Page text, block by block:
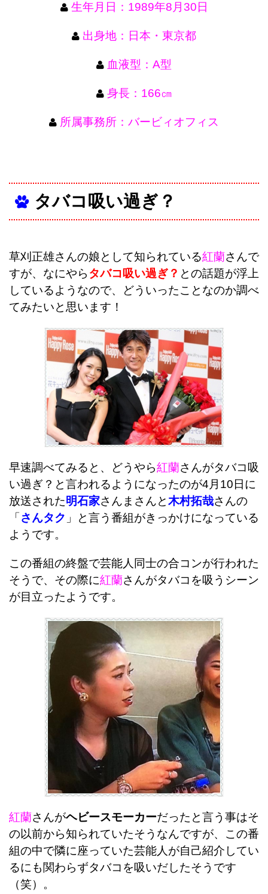
生年月日：1989年8月30日
出身地：日本・東京都
血液型：A型
身長：166㎝
所属事務所：バービィオフィス
タバコ吸い過ぎ？
草刈正雄さんの娘として知られている紅蘭さんで
すが、なにやら タバコ吸い過ぎ？ との話題が浮上
しているようなので、どういったことなのか調べ
てみたいと思います！
早速調べてみると、どうやら紅蘭さんがタバコ吸
い過ぎ？と言われるようになったのが4月10日に
放送された明石家さんまさんと木村拓哉さんの
「 さんタク 」と言う番組がきっかけになっている
ようです。
この番組の終盤で芸能人同士の合コンが行われた
そうで、その際に紅蘭さんがタバコを吸うシーン
が目立ったようです。
紅蘭さんがヘビースモーカーだったと言う事はそ
の以前から知られていたそうなんですが、この番
組の中で隣に座っていた芸能人が自己紹介してい
るにも関わらずタバコを吸いだしたそうです
（笑）。